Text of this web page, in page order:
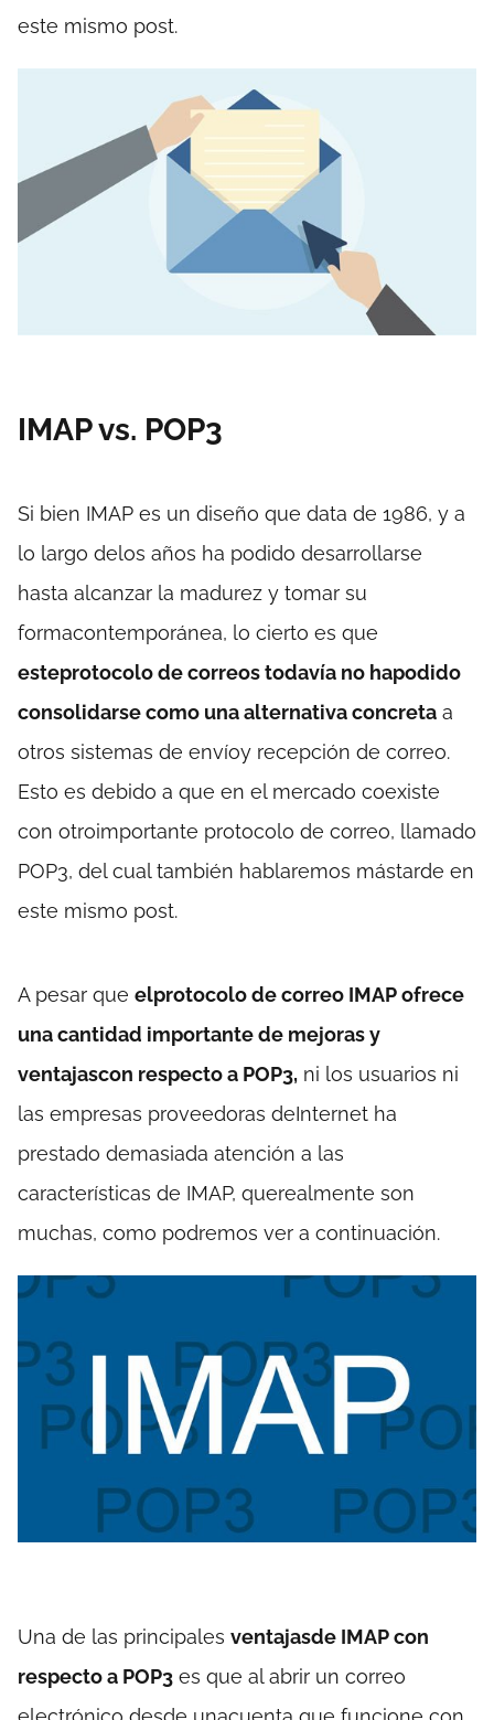
este mismo post.
IMAP vs. POP3
Si bien IMAP es un diseño que data de 1986, y a
lo largo delos años ha podido desarrollarse
hasta alcanzar la madurez y tomar su
formacontemporánea, lo cierto es que
esteprotocolo de correos todavía no hapodido
consolidarse como una alternativa concreta a
otros sistemas de envíoy recepción de correo.
Esto es debido a que en el mercado coexiste
con otroimportante protocolo de correo, llamado
POP3, del cual también hablaremos mástarde en
este mismo post.
A pesar que elprotocolo de correo IMAP ofrece
una cantidad importante de mejoras y
ventajascon respecto a POP3, ni los usuarios ni
las empresas proveedoras deInternet ha
prestado demasiada atención a las
características de IMAP, querealmente son
muchas, como podremos ver a continuación.
Una de las principales ventajasde IMAP con
respecto a POP3 es que al abrir un correo